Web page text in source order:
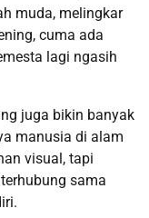
muda, melingkar
cuma ada
lagi ngasih
juga bikin banyak
manusia di alam
visual, tapi
sama